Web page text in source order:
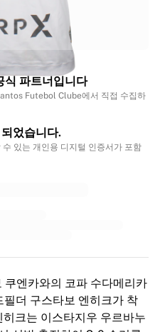
파트너입니다
Futebol Clube에서 직접 수집하
었습니다.
있는 개인용 디지털 인증서가 포함
엔카와의 코파 수다메리카
더 구스타보 엔히크가 착
크는 이스타지우 우르바누